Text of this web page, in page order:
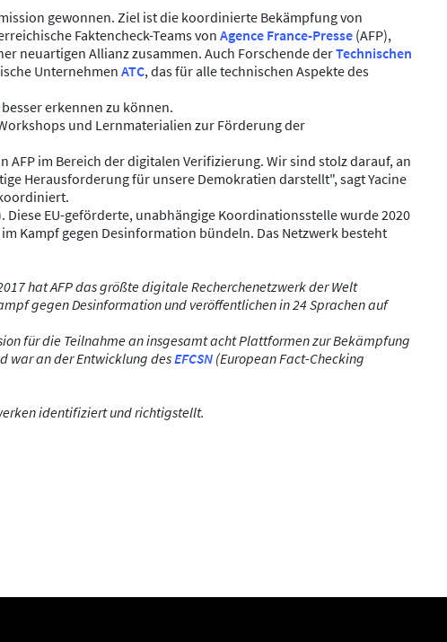
gewonnen. Ziel ist die koordinierte Bekämpfung von
Faktencheck-Teams von Agence France-Presse (AFP),
neuartigen Allianz zusammen. Auch Forschende derTechnischen
Unternehmen ATC, das für alle technischen Aspekte des
erkennen zu können.
und Lernmaterialien zur Förderung der
im Bereich der digitalen Verifizierung. Wir sind stolz darauf, an
Herausforderung für unsere Demokratien darstellt", sagt Yacine
Diese EU-geförderte, unabhängige Koordinationsstelle wurde 2020
Kampf gegen Desinformation bündeln. Das Netzwerk besteht
hat AFP das größte digitale Recherchenetzwerk der Welt
gegen Desinformation und veröffentlichen in 24 Sprachen auf
für die Teilnahme an insgesamt acht Plattformen zur Bekämpfung
war an der Entwicklung desEFCSN (European Fact-Checking
identifiziert und richtigstellt.